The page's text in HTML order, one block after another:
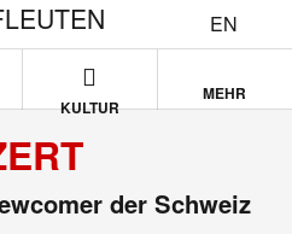
EN
KULTUR
MEHR
der Schweiz